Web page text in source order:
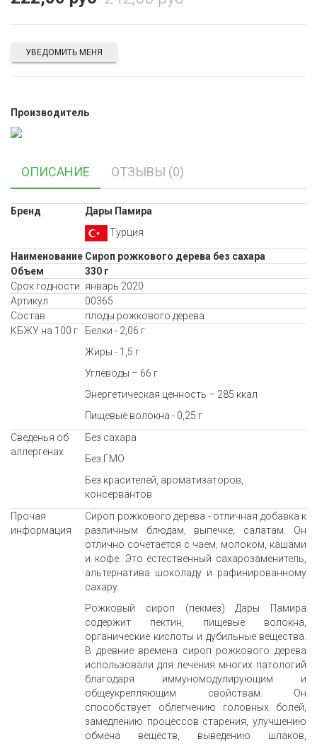
УВЕДОМИТЬ МЕНЯ
Производитель
ОПИСАНИЕ ОТЗЫВЫ (0)
Бренд
Дары Памира
Турция
Наименование Сироп рожкового дерева без сахара
Объем
330 г
Срок годности январь 2020
Артикул
00365
Состав
плоды рожкового дерева
КБЖУ на 100 г
Белки - 2,06 г
Жиры - 1,5 г
Углеводы – 66 г
Энергетическая ценность – 285 ккал
Пищевые волокна - 0,25 г
Сведенья об
аллергенах
Без сахара
Без ГМО
Без красителей, ароматизаторов,
консервантов
Прочая
информация
Сироп рожкового дерева - отличная добавка к
различным блюдам, выпечке, салатам. Он
отлично сочетается с чаем, молоком, кашами
и кофе. Это естественный сахарозаменитель,
альтернатива шоколаду и рафинированному
сахару.
Рожковый сироп (пекмез) Дары Памира
содержит пектин, пищевые волокна,
органические кислоты и дубильные вещества.
В древние времена сироп рожкового дерева
использовали для лечения многих патологий
благодаря иммуномодулирующим и
общеукрепляющим свойствам. Он
способствует облегчению головных болей,
замедлению процессов старения, улучшению
обмена веществ, выведению шлаков,